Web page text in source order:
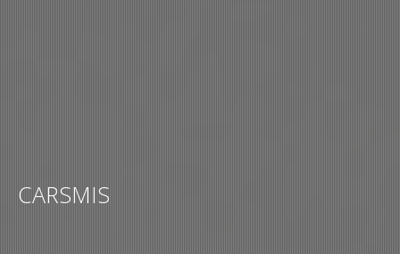
CARSMIS